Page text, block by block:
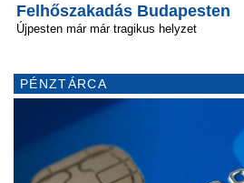
Felhőszakadás Budapesten
Újpesten már már tragikus helyzet
PÉNZTÁRCA